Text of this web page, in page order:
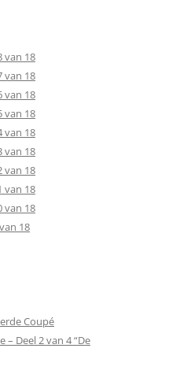
van 18
van 18
van 18
van 18
van 18
van 18
van 18
van 18
van 18
18
Coupé
– Deel 2 van 4 “De